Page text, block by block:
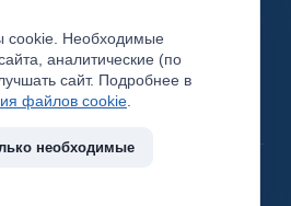
район, официальный сайт
cookie. Необходимые
аналитические (по
сайт. Подробнее в
файлов cookie
необходимые